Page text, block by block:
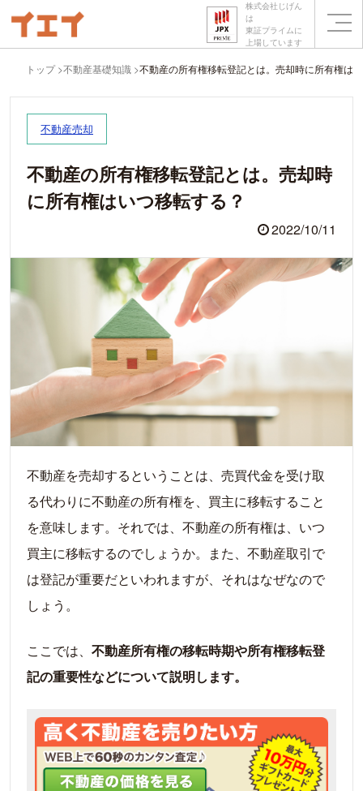
株式会社じげん
は
東証プライムに
上場しています
トップ 不動産基礎知識 不動産の所有権移転登記とは。売却時に所有権は
不動産売却
不動産の所有権移転登記とは。売却時
に所有権はいつ移転する？
2022/10/11
不動産を売却するということは、売買代金を受け取
る代わりに不動産の所有権を、買主に移転すること
を意味します。それでは、不動産の所有権は、いつ
買主に移転するのでしょうか。また、不動産取引で
は登記が重要だといわれますが、それはなぜなので
しょう。
ここでは、 不動産所有権の移転時期や所有権移転登
記の重要性などについて説明します。